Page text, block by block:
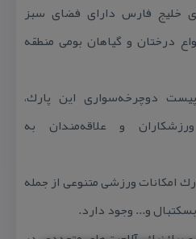
خلیج فارس دارای فضای سبز
درختان و گیاهان بومی منطقه
پیست دوچرخه‌سواری این پارك،
و علاقه‌مندان به
امكانات ورزشی متنوعی از جمله
و... وجود دارد.